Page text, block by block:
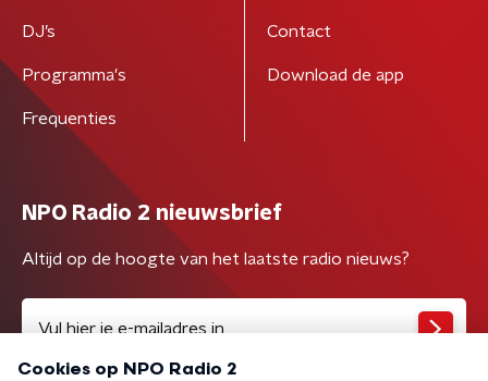
DJ’s
Programma's
Frequenties
Contact
Download de app
NPO Radio 2 nieuwsbrief
Altijd op de hoogte van het laatste radio nieuws?